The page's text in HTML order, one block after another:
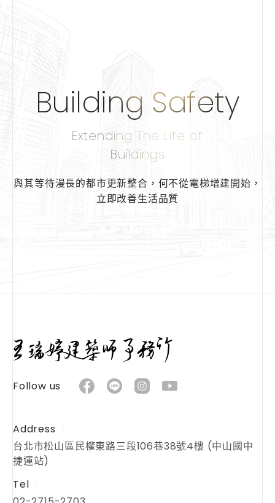
Building Safety
Extending The Life of
Buildings
與其等待漫長的都市更新整合， 何不從電梯增建開始，
立即改善生活品質
Follow us
Address
台北市松山區民權東路三段106巷38號4樓 (中山國中
捷運站)
Tel